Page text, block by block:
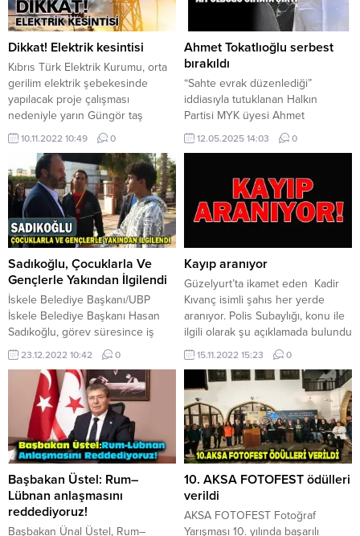
Dikkat! Elektrik kesintisi
Kıbrıs Türk Elektrik Kurumu, orta
gerilim elektrik şebekesinde
yapılacak proje çalışması
nedeniyle yarın Güngör taş
ocakları bölgesinde elektrik
kesintisi yapılacağını açıkladı.
Kesintinin 09.00- 10.00 arasında
olacağı kaydedildi.
10.11.2022 10:49 0
Ahmet Tokatlıoğlu serbest
bırakıldı
“Sahte evrak düzenlediği”
iddiasıyla tutuklanan Halkın
Partisi MYK üyesi Ahmet
Tokatlıoğlu serbest bırakıldı.
Vekaletnamelerdeki imzaların
Polis, vekaletnamelerdeki
imzaların babasına ait olduğu
yönünde tespit yapıldığını
vurguladı. Mahkeme; zanlının yurt
KKTC vatandaşı bir kefilin 500 bin
TL kefalet senedi imzalamasına
ve 20 bin TL nakit...
12.05.2025 14:03 0
Sadıkoğlu, Çocuklarla Ve
Gençlerle Yakından İlgilendi
İskele Belediye Başkanı/UBP
İskele Belediye Başkanı Hasan
Sadıkoğlu, görev süresince iş
birliği içerisinde olduğu, talep ve
önerilerini her zaman öncelikli
olarak dikkate aldığı İskele
Belediyesi sınırlarındaki okulları
ziyaret etti. Okul yöneticileri ve
öğretmenlerle bir araya gelen
Başkan Sadıkoğlu, teneffüs
arasındaki çocuklarla ve gençlerle
yakından ilgilendi. Onlarla sohbet
eden, okullarıyla ilgili...
23.12.2022 10:42 0
Kayıp aranıyor
Güzelyurt’ta ikamet eden Kadir
Kıvanç isimli şahıs her yerde
aranıyor. Polis Subaylığı, konu ile
ilgili olarak şu açıklamada bulundu
: 14.11.2022 tarihinde Polise
verilen bilgide; 10.11.2022
tarihinde, saat 15:00 sıralarında,
Güzelyurt’ta sakin Kadir
KIVANÇ (E-42)’ın kalmakta olduğu
ikametgahından ayrıldığı, halen
geri gelmediği ve kendisinden
haber alınamadığı bildirilmiştir.
Bahse konu şahıs aranmakta...
15.11.2022 15:23 0
Başbakan Üstel: Rum–
Lübnan anlaşmasını
reddediyoruz!
Başbakan Ünal Üstel, Rum–
10. AKSA FOTOFEST ödülleri
verildi
AKSA FOTOFEST Fotoğraf
Yarışması 10. yılında başarılı